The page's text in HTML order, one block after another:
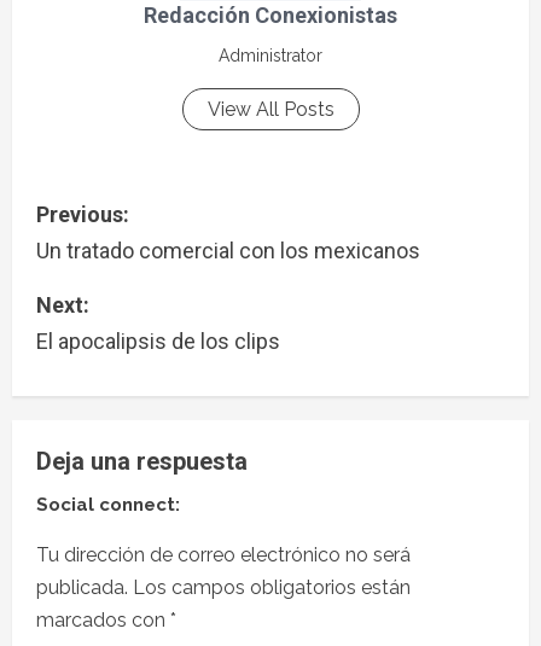
Redacción Conexionistas
Administrator
View All Posts
Previous:
Un tratado comercial con los mexicanos
Next:
El apocalipsis de los clips
Deja una respuesta
Social connect:
Tu dirección de correo electrónico no será
publicada. Los campos obligatorios están
marcados con *